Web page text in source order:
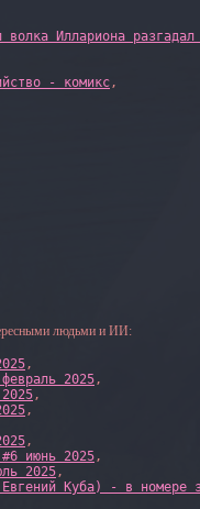
волка Иллариона
- комикс,
людьми и ИИ:
,
2025,
,
,
,
июнь 2025,
2025,
Куба) - в номере